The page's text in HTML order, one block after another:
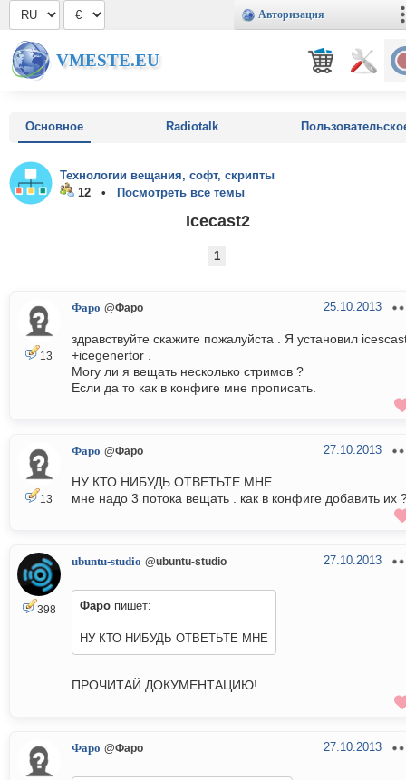
Авторизация
VMESTE.EU
Основное Radiotalk
Технологии вещания, софт, скрипты
12 •
Посмотреть все темы
Icecast2
1
13
Фаро @Фаро 25.10.2013
здравствуйте скажите пожалуйста . Я установил
+icegenertor .
Могу ли я вещать несколько стримов ?
Если да то как в конфиге мне прописать.
13
Фаро @Фаро 27.10.2013
НУ КТО НИБУДЬ ОТВЕТЬТЕ МНЕ
мне надо 3 потока вещать . как в конфиге добавить их
398
ubuntu-studio @ubuntu-studio 27.10.2013
Фаро пишет:
НУ КТО НИБУДЬ ОТВЕТЬТЕ МНЕ
ПРОЧИТАЙ ДОКУМЕНТАЦИЮ!
Фаро @Фаро 27.10.2013